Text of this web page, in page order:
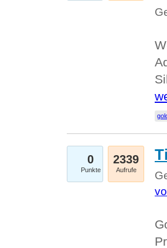
0
Punkte
2339
Aufrufe